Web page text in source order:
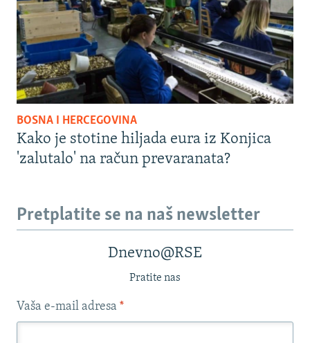
BOSNA I HERCEGOVINA
Kako je stotine hiljada eura iz Konjica
'zalutalo' na račun prevaranata?
Pretplatite se na naš newsletter
Dnevno@RSE
Pratite nas
Vaša e-mail adresa *